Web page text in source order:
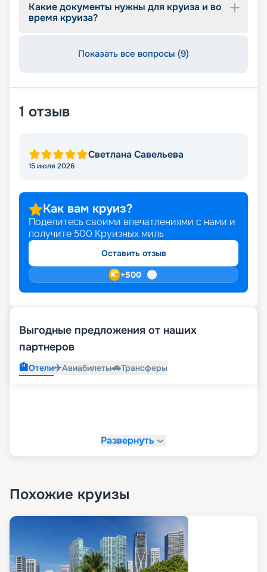
Какие документы нужны для круиза и во
время круиза?
Показать все вопросы (9)
1 отзыв
Светлана Савельева
15 июля 2026
Как вам круиз?
Поделитесь своими впечатлениями с нами и
получите 500 Круизных миль
Оставить отзыв
+500
Выгодные предложения от наших
партнеров
🏨Отели✈️Авиабилеты🚗Трансферы
Развернуть
Похожие круизы